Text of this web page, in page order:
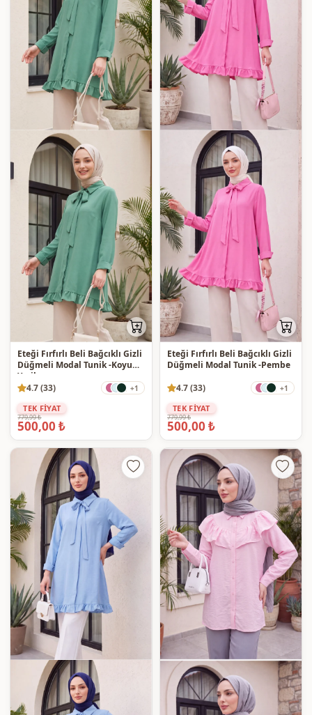
Eteği Fırfırlı Beli Bağcıklı Gizli
Düğmeli Modal Tunik -Koyu
Yeşil
4.7 (33)
+1
TEK FİYAT
779,99 ₺
500,00 ₺
Eteği Fırfırlı Beli Bağcıklı Gizli
Düğmeli Modal Tunik -Pembe
4.7 (33)
+1
TEK FİYAT
779,99 ₺
500,00 ₺